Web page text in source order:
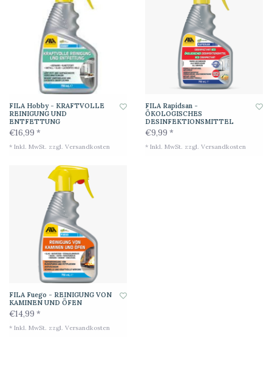
FILA Hobby - KRAFTVOLLE
REINIGUNG UND
ENTFETTUNG
€16,99 *
* Inkl. MwSt. zzgl. Versandkosten
FILA Rapidsan -
ÖKOLOGISCHES
DESINFEKTIONSMITTEL
€9,99 *
* Inkl. MwSt. zzgl. Versandkosten
FILA Fuego - REINIGUNG VON
KAMINEN UND ÖFEN
€14,99 *
* Inkl. MwSt. zzgl. Versandkosten